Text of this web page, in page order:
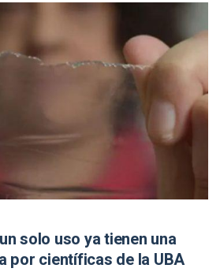
solo uso ya tienen una
por científicas de la UBA